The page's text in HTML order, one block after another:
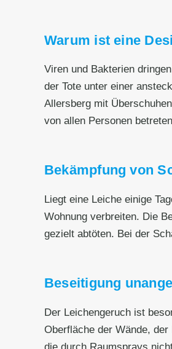
Warum ist eine
Viren und Bakterien
der Tote unter einer
Allersberg mit
von allen Personen
Bekämpfung von
Liegt eine Leiche einige
Wohnung verbreiten. Die
gezielt abtöten. Bei der
Beseitigung
Der Leichengeruch ist
Oberfläche der Wände,